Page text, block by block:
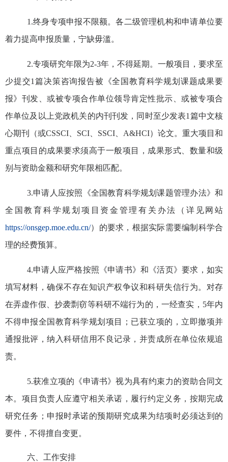
1.终身专项申报不限额。各二级管理机构和申请单位要
着力提高申报质量，宁缺毋滥。
2.专项研究年限为2-3年，不得延期。一般项目，要求至
少提交1 篇决策咨询报告被《全国教育科学规划课题成果要
报》刊发 、或被专项合作单位领导肯定性批示 、或被专项合
作单位及以上党政机关的内刊刊发 ，同时至少发表1 篇中文核
心期刊（或CSSCI SCI SSCI A&HCI）论文。重大项目和
重点项目的成果要求须高于一般项目，成果形式、数量和级
别与资助金额和研究年限相匹配。
3.申请人应按照《全国教育科学规划课题管理办法》和
全国教育科学规划 项目 资金管理有关 办法（详见网站
https://onsgep.moe.edu.cn/）的要求，根据实际需要编制科学合
理的经费预算。
4.申请人应严格按照《申请书》和《活页》要求，如实
填写材料，确保不存在知识产权争议和科研失信行为。对存
在弄虚作假、抄袭剽窃等科研不端行为的，一经查实， 5年内
不得申报全国教育科学规划项目；已获立项的，立即撤项并
通报批评，纳入科研信用不良记录，并责成所在单位依规追
责。
5.获准立项的《申请书》视为具有约束力的资助合同文
本。项目负责人应遵守相关承诺，履行约定义务，按期完成
研究任务；申报时承诺的预期研究成果为结项时必须达到的
要件，不得擅自变更。
六、工作安排